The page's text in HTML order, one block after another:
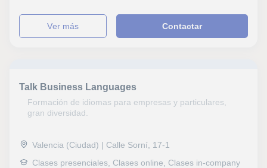
Proficiency in English, DELE, DELF, SAT, B1 PET
ver más
Contactar
Talk Business Languages
Formación de idiomas para empresas y particulares,
gran diversidad.
Valencia (Ciudad) | Calle Sorní, 17-1
Clases presenciales, Clases online, Clases in-company